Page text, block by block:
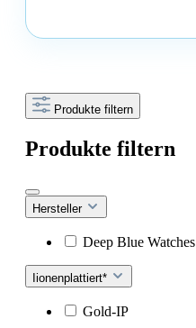
Produkte filtern
Produkte filtern
Hersteller
Deep Blue Watches
Iionenplattiert*
Gold-IP